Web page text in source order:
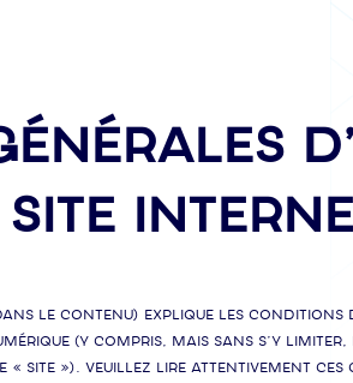
SITE
le contenu) explique les
(y compris, mais sans s’y
Site »). Veuillez lire attentivement